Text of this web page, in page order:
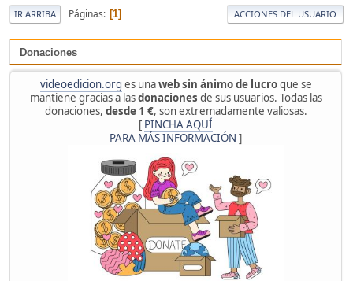
Donaciones
videoedicion.org es unaweb sin ánimo de lucroque se
mantiene gracias a lasdonaciones de sus usuarios. Todas las
donaciones, desde 1 €, son extremadamente valiosas.
[ PINCHA AQUÍ
PARA MÁS INFORMACIÓN ]
IR ARRIBA Páginas 1 ACCIONES DEL USUARIO